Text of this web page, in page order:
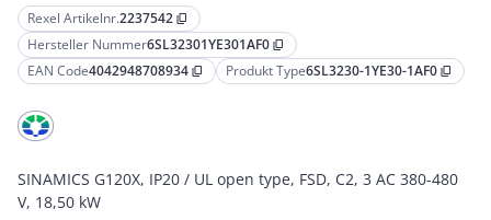
Rexel Artikelnr.2237542 content_copy
Hersteller Nummer6SL32301YE301AF0 content_copy
EAN Code4042948708934 content_copy Produkt Type6SL3230-1YE30-1AF0 content_copy
SINAMICS G120X, IP20 / UL open type, FSD, C2, 3 AC 380-480
V, 18,50 kW